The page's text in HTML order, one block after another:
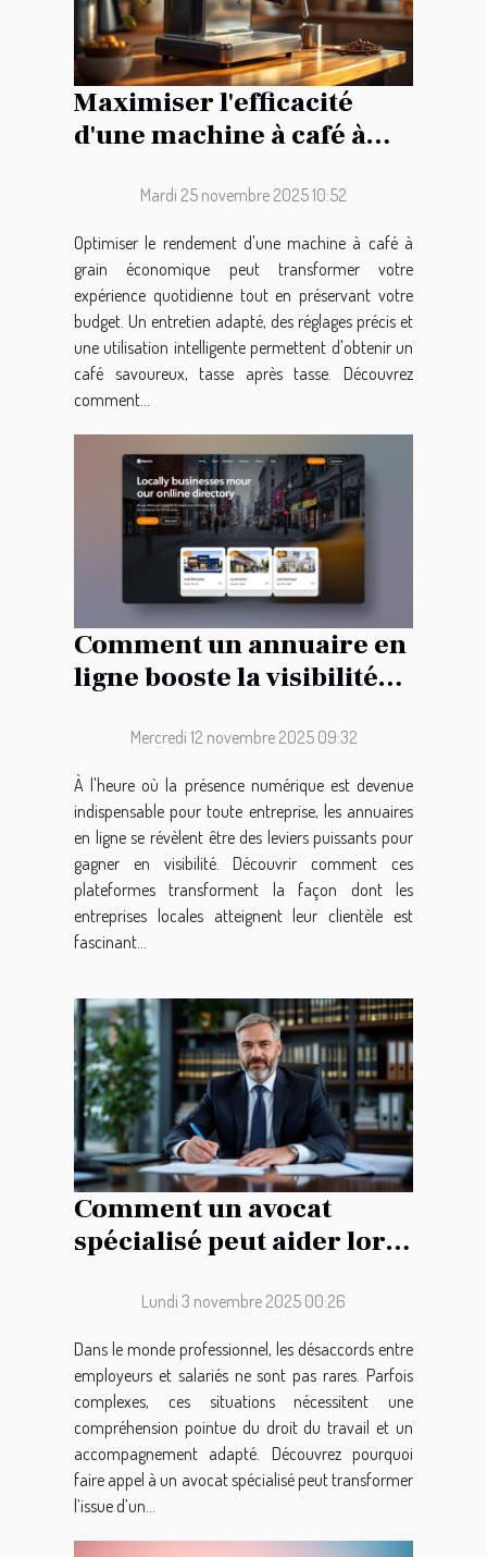
Maximiser l'efficacité
d'une machine à café à
Mardi 25 novembre 2025 10:52
Optimiser le rendement d'une machine à café à
grain économique peut transformer votre
expérience quotidienne tout en préservant votre
budget. Un entretien adapté, des réglages précis et
une utilisation intelligente permettent d'obtenir un
café savoureux, tasse après tasse. Découvrez
comment...
Comment un annuaire en
ligne booste la visibilité
Mercredi 12 novembre 2025 09:32
À l'heure où la présence numérique est devenue
indispensable pour toute entreprise, les annuaires
en ligne se révèlent être des leviers puissants pour
gagner en visibilité. Découvrir comment ces
plateformes transforment la façon dont les
entreprises locales atteignent leur clientèle est
fascinant...
Comment un avocat
spécialisé peut aider lors
Lundi 3 novembre 2025 00:26
Dans le monde professionnel, les désaccords entre
employeurs et salariés ne sont pas rares. Parfois
complexes, ces situations nécessitent une
compréhension pointue du droit du travail et un
accompagnement adapté. Découvrez pourquoi
faire appel à un avocat spécialisé peut transformer
l’issue d’un...